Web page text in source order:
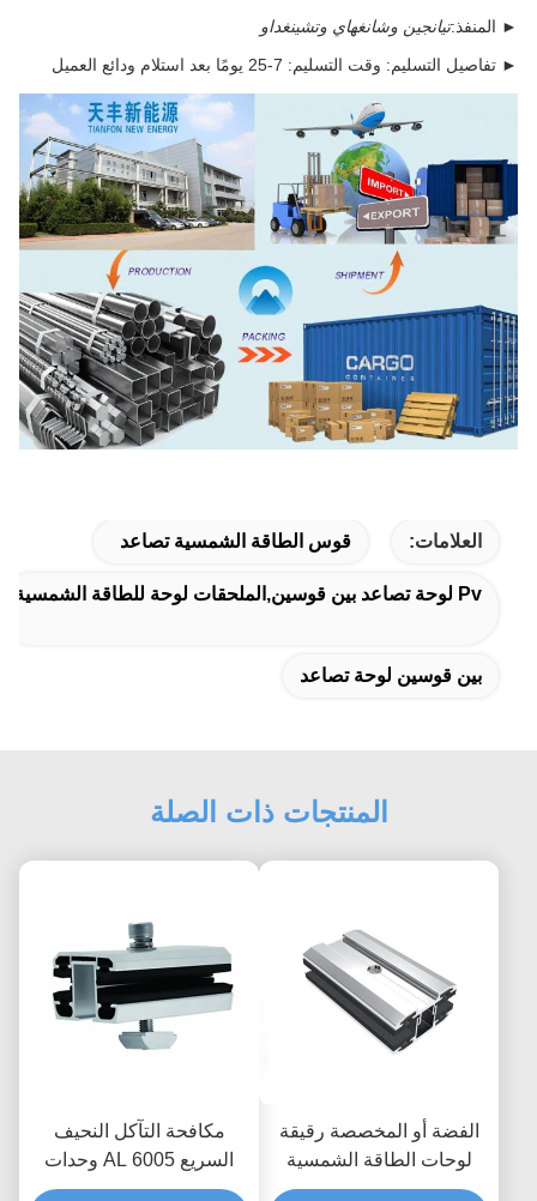
► المنفذ:تيانجين وشانغهاي وتشينغداو
► تفاصيل التسليم: وقت التسليم: 7-25 يومًا بعد استلام ودائع العميل
العلامات: قوس الطاقة الشمسية تصاعد
Pv لوحة تصاعد بين قوسين,الملحقات لوحة للطاقة الشمسية
بين قوسين لوحة تصاعد
المنتجات ذات الصلة
الفضة أو المخصصة رقيقة
لوحات الطاقة الشمسية
تركيب بين / منتصف / نهاية
مكافحة التآكل النحيف
السريع AL 6005 وحدات
الطاقة الشمسية وسط /